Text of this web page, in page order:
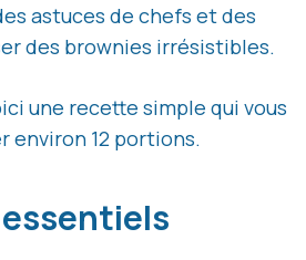
astuces de chefs et des
des brownies irrésistibles.
une recette simple qui vous
environ 12 portions.